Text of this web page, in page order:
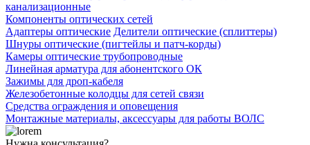
канализационные
Компоненты оптических сетей
Адаптеры оптические Делители оптические (сплиттеры)
Шнуры оптические (пигтейлы и патч-корды)
Камеры оптические трубопроводные
Линейная арматура для абонентского ОК
Зажимы для дроп-кабеля
Железобетонные колодцы для сетей связи
Средства ограждения и оповещения
Монтажные материалы, аксессуары для работы ВОЛС